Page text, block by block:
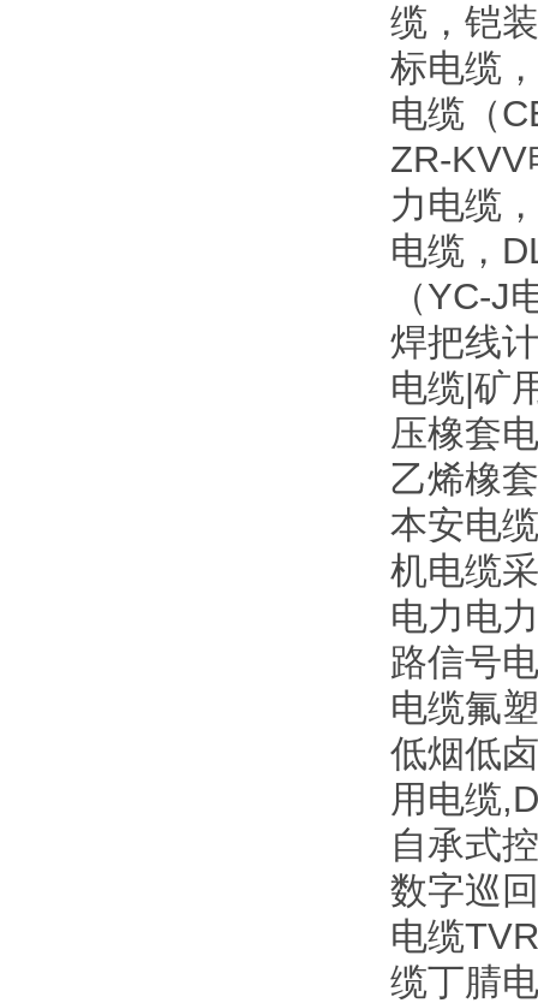
缆，铠
标电缆
电缆（
ZR-
力电缆
电缆，
（YC-
焊把线
电缆|矿
压橡套
乙烯橡
本安电
机电缆
电力电
路信号
电缆氟
低烟低
用电缆
自承式
数字巡
电缆
缆丁腈